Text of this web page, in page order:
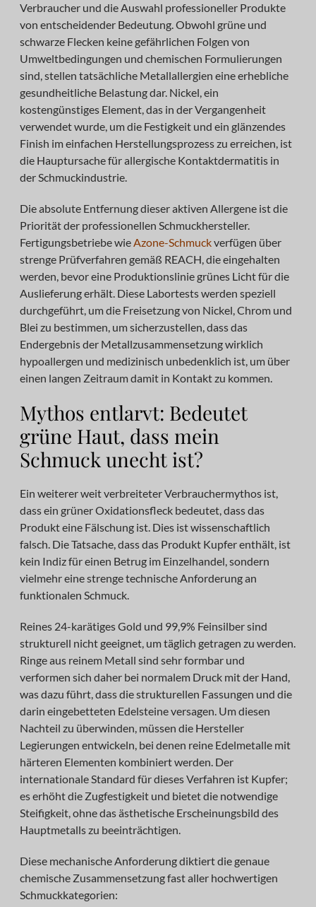
Verbraucher und die Auswahl professioneller Produkte
von entscheidender Bedeutung. Obwohl grüne und
schwarze Flecken keine gefährlichen Folgen von
Umweltbedingungen und chemischen Formulierungen
sind, stellen tatsächliche Metallallergien eine erhebliche
gesundheitliche Belastung dar. Nickel, ein
kostengünstiges Element, das in der Vergangenheit
verwendet wurde, um die Festigkeit und ein glänzendes
Finish im einfachen Herstellungsprozess zu erreichen, ist
die Hauptursache für allergische Kontaktdermatitis in
der Schmuckindustrie.
Die absolute Entfernung dieser aktiven Allergene ist die
Priorität der professionellen Schmuckhersteller.
Fertigungsbetriebe wieAzone-Schmuckverfügen über
strenge Prüfverfahren gemäß REACH, die eingehalten
werden, bevor eine Produktionslinie grünes Licht für die
Auslieferung erhält. Diese Labortests werden speziell
durchgeführt, um die Freisetzung von Nickel, Chrom und
Blei zu bestimmen, um sicherzustellen, dass das
Endergebnis der Metallzusammensetzung wirklich
hypoallergen und medizinisch unbedenklich ist, um über
einen langen Zeitraum damit in Kontakt zu kommen.
Mythos entlarvt: Bedeutet
grüne Haut, dass mein
Schmuck unecht ist?
Ein weiterer weit verbreiteter Verbrauchermythos ist,
dass ein grüner Oxidationsfleck bedeutet, dass das
Produkt eine Fälschung ist. Dies ist wissenschaftlich
falsch. Die Tatsache, dass das Produkt Kupfer enthält, ist
kein Indiz für einen Betrug im Einzelhandel, sondern
vielmehr eine strenge technische Anforderung an
funktionalen Schmuck.
Reines 24-karätiges Gold und 99,9% Feinsilber sind
strukturell nicht geeignet, um täglich getragen zu werden.
Ringe aus reinem Metall sind sehr formbar und
verformen sich daher bei normalem Druck mit der Hand,
was dazu führt, dass die strukturellen Fassungen und die
darin eingebetteten Edelsteine versagen. Um diesen
Nachteil zu überwinden, müssen die Hersteller
Legierungen entwickeln, bei denen reine Edelmetalle mit
härteren Elementen kombiniert werden. Der
internationale Standard für dieses Verfahren ist Kupfer;
es erhöht die Zugfestigkeit und bietet die notwendige
Steifigkeit, ohne das ästhetische Erscheinungsbild des
Hauptmetalls zu beeinträchtigen.
Diese mechanische Anforderung diktiert die genaue
chemische Zusammensetzung fast aller hochwertigen
Schmuckkategorien: